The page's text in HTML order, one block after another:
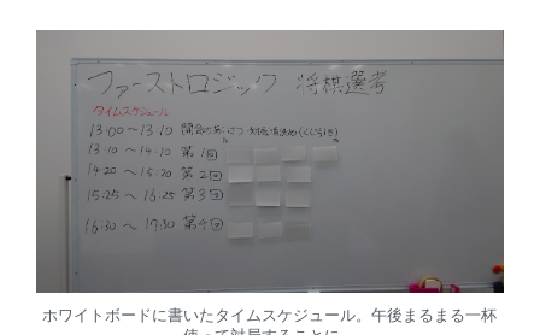
ホワイトボードに書いたタイムスケジュール。午後まるまる一杯